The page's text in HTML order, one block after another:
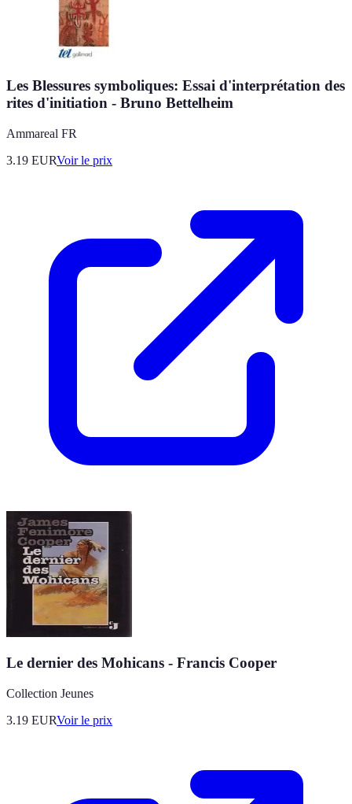
Les Blessures symboliques: Essai d'interprétation des
rites d'initiation - Bruno Bettelheim
Ammareal FR
3.19 EURVoir le prix
Le dernier des Mohicans - Francis Cooper
Collection Jeunes
3.19 EURVoir le prix